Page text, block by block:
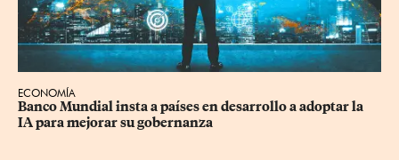
ECONOMÍA
Banco Mundial insta a países en desarrollo a adoptar la
IA para mejorar su gobernanza